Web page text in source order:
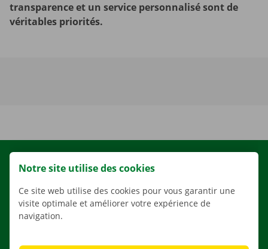
transparence et un service personnalisé sont de
véritables priorités.
LOCATION
NOS SERVICES
Notre site utilise des cookies
Ce site web utilise des cookies pour vous garantir une
visite optimale et améliorer votre expérience de
navigation.